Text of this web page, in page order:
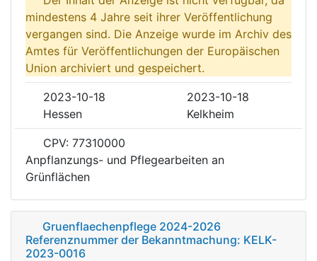
mindestens 4 Jahre seit ihrer Veröffentlichung
vergangen sind. Die Anzeige wurde im Archiv des
Amtes für Veröffentlichungen der Europäischen
Union archiviert und gespeichert.
2023-10-18
2023-10-18
Hessen
Kelkheim
CPV: 77310000
Anpflanzungs- und Pflegearbeiten an
Grünflächen
Gruenflaechenpflege 2024-2026
Referenznummer der Bekanntmachung: KELK-
2023-0016